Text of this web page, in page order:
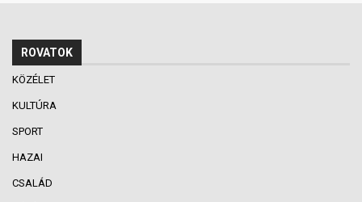
ROVATOK
KÖZÉLET
KULTÚRA
SPORT
HAZAI
CSALÁD